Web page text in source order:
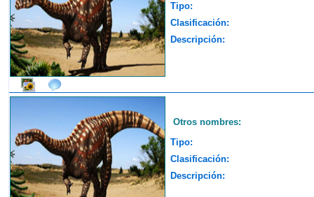
Tipo:
Clasificación:
Descripción:
Otros nombres:
Tipo:
Clasificación:
Descripción: